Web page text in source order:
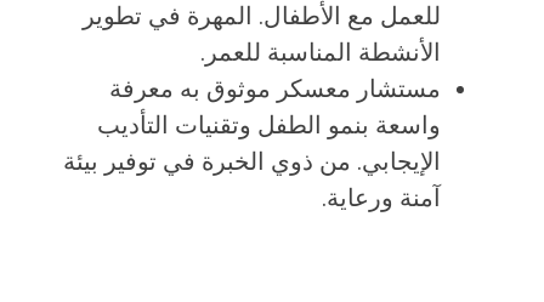
للعمل مع الأطفال. المهرة في تطوير
الأنشطة المناسبة للعمر.
مستشار معسكر موثوق به معرفة
واسعة بنمو الطفل وتقنيات التأديب
الإيجابي. من ذوي الخبرة في توفير بيئة
آمنة ورعاية.